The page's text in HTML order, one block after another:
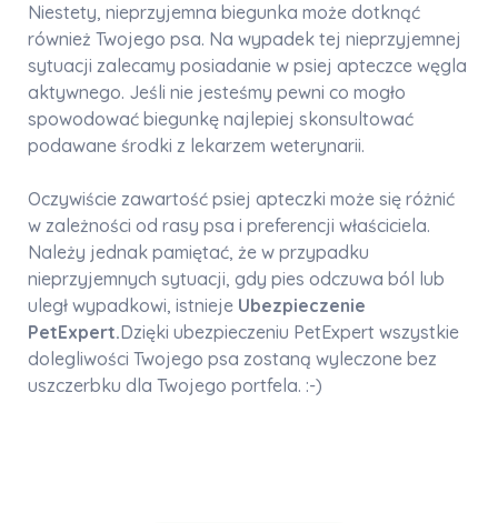
Niestety, nieprzyjemna biegunka może dotknąć
również Twojego psa. Na wypadek tej nieprzyjemnej
sytuacji zalecamy posiadanie w psiej apteczce węgla
aktywnego. Jeśli nie jesteśmy pewni co mogło
spowodować biegunkę najlepiej skonsultować
podawane środki z lekarzem weterynarii.
Oczywiście zawartość psiej apteczki może się różnić
w zależności od rasy psa i preferencji właściciela.
Należy jednak pamiętać, że w przypadku
nieprzyjemnych sytuacji, gdy pies odczuwa ból lub
uległ wypadkowi, istnieje Ubezpieczenie
PetExpert.Dzięki ubezpieczeniu PetExpert wszystkie
dolegliwości Twojego psa zostaną wyleczone bez
uszczerbku dla Twojego portfela. :-)